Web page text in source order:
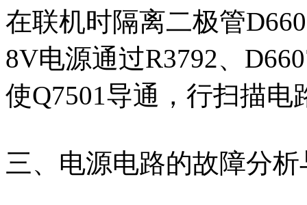
在联机时隔离二极管
8V电源通过R3792、
使Q7501导通，行扫描
三、电源电路的故障分